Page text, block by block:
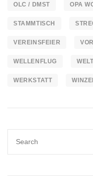
OLC / DMST OPA
STAMMTISCH
VEREINSFEIER
WELLENFLUG
WERKSTATT